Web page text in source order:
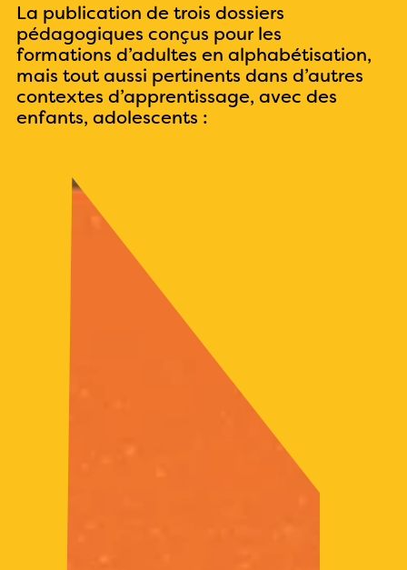
La publication de trois dossiers
pédagogiques conçus pour les
formations d’adultes en alphabétisation,
mais tout aussi pertinents dans d’autres
contextes d’apprentissage, avec des
enfants, adolescents :